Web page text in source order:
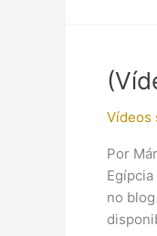
Vídeos
Por
no